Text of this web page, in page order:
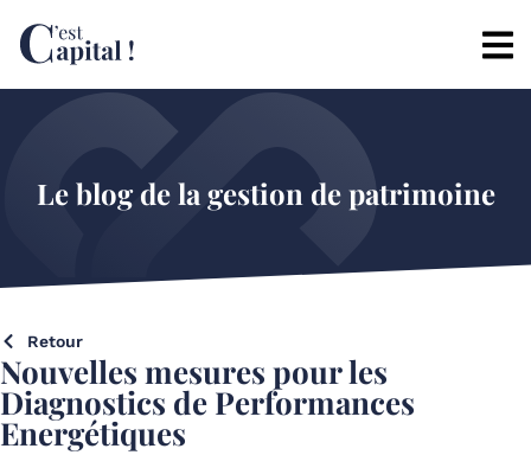
Le blog de la gestion de patrimoine
Retour
Nouvelles mesures pour les
Diagnostics de Performances
Energétiques